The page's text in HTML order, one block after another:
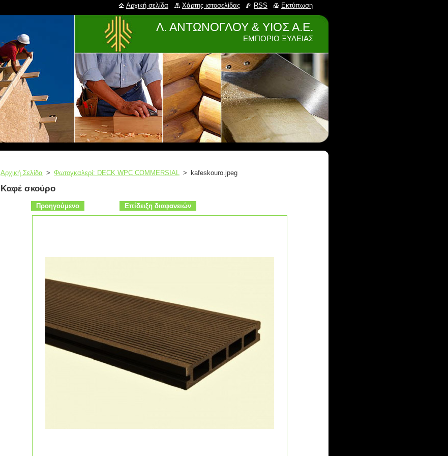
Λ. ΑΝΤΩΝΟΓΛΟΥ & ΥΙΟΣ Α.Ε.
ΕΜΠΟΡΙΟ ΞΥΛΕΙΑΣ
Αρχική Σελίδα > Φωτογκαλερί: DECK WPC COMMERSIAL > kafeskouro.jpeg
Καφέ σκούρο
Προηγούμενο Επίδειξη διαφανειών
Αρχική σελίδα Χάρτης ιστοσελίδας RSS Εκτύπωση